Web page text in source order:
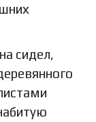
сидел,